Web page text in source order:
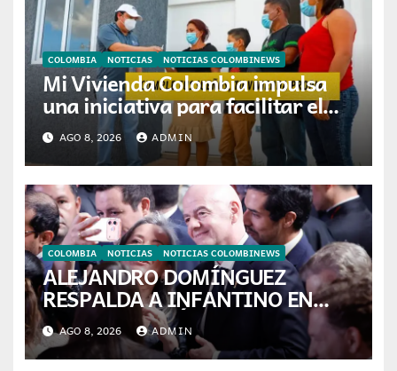
COLOMBIA NOTICIAS NOTICIAS COLOMBINEWS
Mi Vivienda Colombia impulsa
una iniciativa para facilitar el
acceso a la vivienda de familias
colombianas
AGO 8, 2026 ADMIN
COLOMBIA NOTICIAS NOTICIAS COLOMBINEWS
ALEJANDRO DOMÍNGUEZ
RESPALDA A INFANTINO EN
CALI: «ES EL LÍDER DE LA
TRANSFORMACIÓN DEL
AGO 8, 2026 ADMIN